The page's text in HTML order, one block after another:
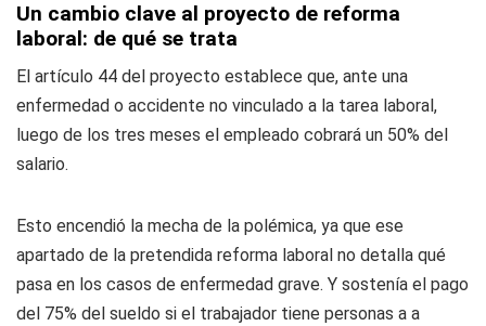
Un cambio clave al proyecto de reforma
laboral: de qué se trata
El artículo 44 del proyecto establece que, ante una
enfermedad o accidente no vinculado a la tarea laboral,
luego de los tres meses el empleado cobrará un 50% del
salario.
Esto encendió la mecha de la polémica, ya que ese
apartado de la pretendida reforma laboral no detalla qué
pasa en los casos de enfermedad grave. Y sostenía el pago
del 75% del sueldo si el trabajador tiene personas a a